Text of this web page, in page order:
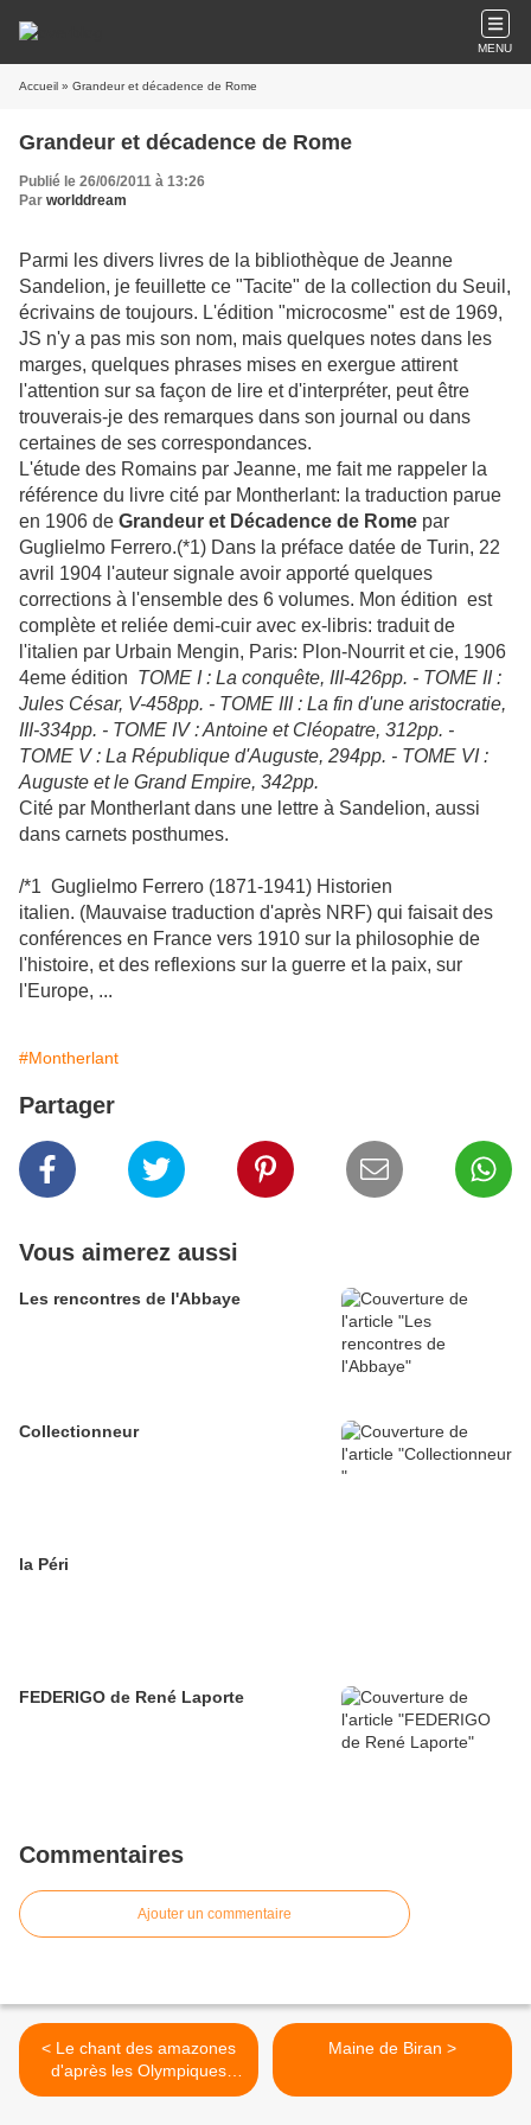
MENU
Accueil » Grandeur et décadence de Rome
Grandeur et décadence de Rome
Publié le 26/06/2011 à 13:26
Par worlddream
Parmi les divers livres de la bibliothèque de Jeanne
Sandelion, je feuillette ce "Tacite" de la collection du Seuil,
écrivains de toujours. L'édition "microcosme" est de 1969,
JS n'y a pas mis son nom, mais quelques notes dans les
marges, quelques phrases mises en exergue attirent
l'attention sur sa façon de lire et d'interpréter, peut être
trouverais-je des remarques dans son journal ou dans
certaines de ses correspondances.
L'étude des Romains par Jeanne, me fait me rappeler la
référence du livre cité par Montherlant: la traduction parue
en 1906 de Grandeur et Décadence de Rome par
Guglielmo Ferrero.(*1) Dans la préface datée de Turin, 22
avril 1904 l'auteur signale avoir apporté quelques
corrections à l'ensemble des 6 volumes. Mon édition est
complète et reliée demi-cuir avec ex- libris: traduit de
l'italien par Urbain Mengin, Paris: Plon-Nourrit etcie, 1906
4eme édition TOME I : La conquête, III-426pp. - TOME II :
Jules César, V-458pp. - TOME III : La fin d'une aristocratie,
III-334pp. - TOME IV :Antoine et Cléopatre, 312pp. -
TOME V : La République d'Auguste, 294pp. - TOME VI :
Auguste et le Grand Empire, 342pp.
Cité par Montherlantdans une lettre à Sandelion, aussi
dans carnets posthumes.
/*1 Guglielmo Ferrero (1871-1941) Historien
italien. (Mauvaise traduction d'après NRF) qui faisait des
conférences en France vers 1910 sur la philosophie de
l'histoire, et des reflexions sur la guerre et la paix, sur
l'Europe, ...
#Montherlant
Partager
Vous aimerez aussi
Les rencontres de l'Abbaye
Collectionneur
la Péri
FEDERIGO de René Laporte
Commentaires
Ajouter un commentaire
< Le chant des amazones
d'après les Olympiques
1924
Maine de Biran >